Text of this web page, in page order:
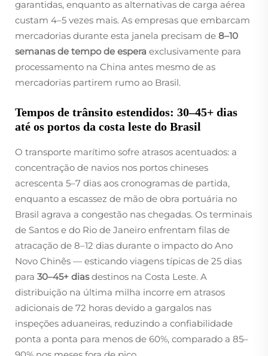
garantidas, enquanto as alternativas de carga aérea
custam 4–5 vezes mais. As empresas que embarcam
mercadorias durante esta janela precisam de 8–10
semanas de tempo de espera exclusivamente para
processamento na China antes mesmo de as
mercadorias partirem rumo ao Brasil.
Tempos de trânsito estendidos: 30–45+ dias
até os portos da costa leste do Brasil
O transporte marítimo sofre atrasos acentuados: a
concentração de navios nos portos chineses
acrescenta 5–7 dias aos cronogramas de partida,
enquanto a escassez de mão de obra portuária no
Brasil agrava a congestão nas chegadas. Os terminais
de Santos e do Rio de Janeiro enfrentam filas de
atracação de 8–12 dias durante o impacto do Ano
Novo Chinês — esticando viagens típicas de 25 dias
para 30–45+ diasdestinos na Costa Leste. A
distribuição na última milha incorre em atrasos
adicionais de 72 horas devido a gargalos nas
inspeções aduaneiras, reduzindo a confiabilidade
ponta a ponta para menos de 60%, comparado a 85–